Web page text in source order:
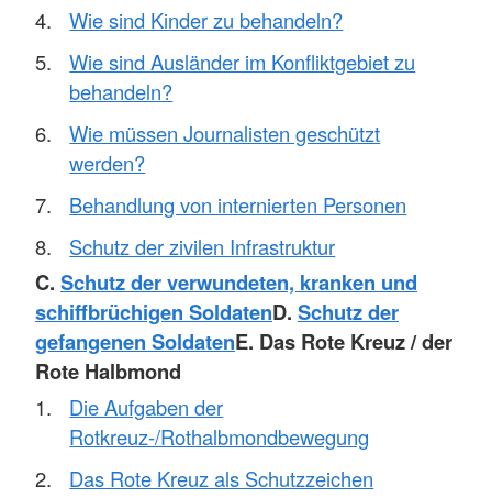
Wie sind Kinder zu behandeln?
Wie sind Ausländer im Konfliktgebiet zu
behandeln?
Wie müssen Journalisten geschützt
werden?
Behandlung von internierten Personen
Schutz der zivilen Infrastruktur
C. Schutz der verwundeten, kranken und
schiffbrüchigen SoldatenD. Schutz der
gefangenen SoldatenE. Das Rote Kreuz / der
Rote Halbmond
Die Aufgaben der
Rotkreuz-/Rothalbmondbewegung
Das Rote Kreuz als Schutzzeichen